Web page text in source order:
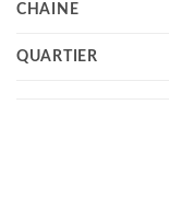
CHAINE
QUARTIER